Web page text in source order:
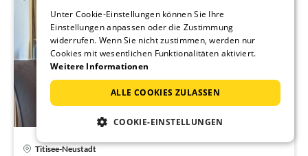
Titisee-Neustadt
Unter Cookie-Einstellungen können Sie Ihre
Einstellungen anpassen oder die Zustimmung
widerrufen. Wenn Sie nicht zustimmen, werden nur
Cookies mit wesentlichen Funktionalitäten aktiviert.
Weitere Informationen
ALLE COOKIES ZULASSEN
COOKIE-EINSTELLUNGEN